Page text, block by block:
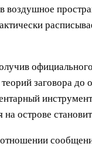
заговора
острове
отношении